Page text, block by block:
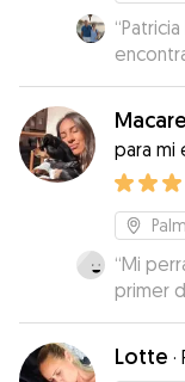
“
Gracias
para mi
“Mi
primer
para
como
Lotte ·